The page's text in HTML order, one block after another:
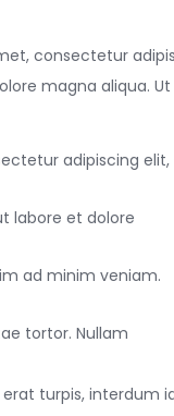
consectetur
magna aliqua.
adipiscing elit,
labore et dolore
ad minim veniam.
tortor. Nullam
turpis, interdum